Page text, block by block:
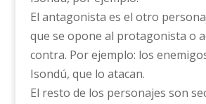
El antagonista es el otro
que se opone al protagonista o
contra. Por ejemplo: los
Isondú, que lo atacan.
El resto de los personajes son